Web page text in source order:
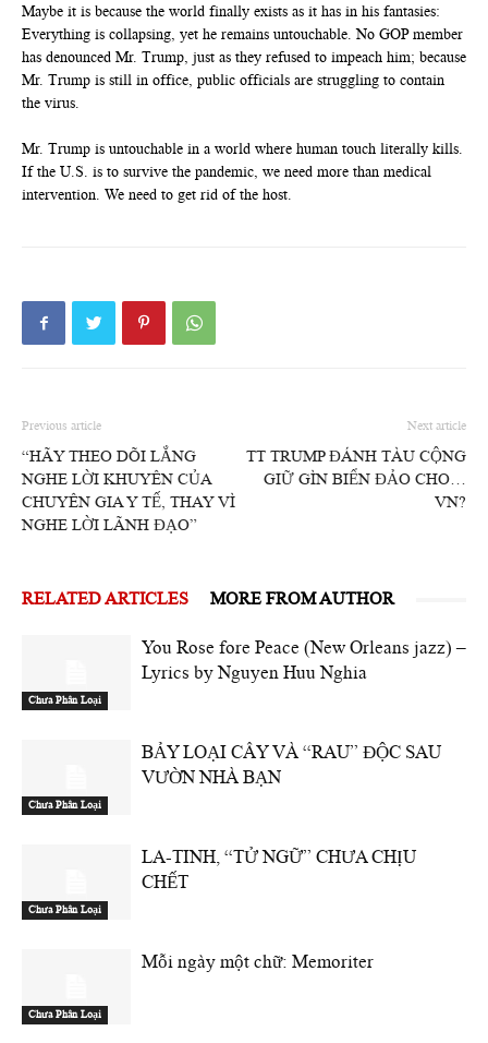
Maybe it is because the world finally exists as it has in his fantasies:
Everything is collapsing, yet he remains untouchable. No GOP member
has denounced Mr. Trump, just as they refused to impeach him; because
Mr. Trump is still in office, public officials are struggling to contain
the virus.
Mr. Trump is untouchable in a world where human touch literally kills.
If the U.S. is to survive the pandemic, we need more than medical
intervention. We need to get rid of the host.
Previous article
“HÃY THEO DÕI LẮNG
NGHE LỜI KHUYÊN CỦA
CHUYÊN GIA Y TẾ, THAY VÌ
NGHE LỜI LÃNH ĐẠO”
Next article
TT TRUMP ĐÁNH TÀU CỘNG
GIỮ GÌN BIỂN ĐẢO CHO…
VN?
RELATED ARTICLES MORE FROM AUTHOR
Chưa Phân Loại
You Rose fore Peace (New Orleans jazz) –
Lyrics by Nguyen Huu Nghia
Chưa Phân Loại
BẢY LOẠI CÂY VÀ “RAU” ĐỘC SAU
VƯỜN NHÀ BẠN
Chưa Phân Loại
LA-TINH, “TỬ NGỮ” CHƯA CHỊU
CHẾT
Chưa Phân Loại
Mỗi ngày một chữ: Memoriter